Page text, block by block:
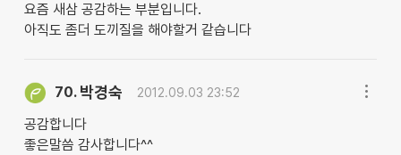
요즘 새삼 공감하는 부분입니다.
아직도 좀더 도끼질을 해야할거 같습니다
70. 박경숙 2012.09.03 23:52
공감합니다
좋은말씀 감사합니다^^